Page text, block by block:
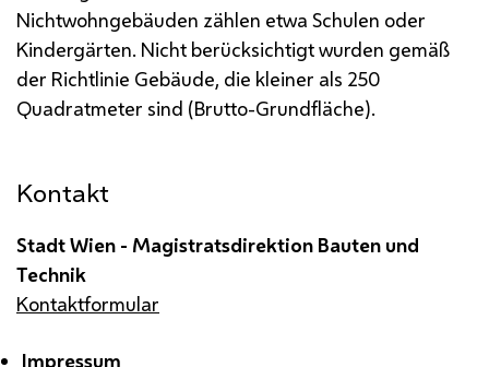
Nichtwohngebäuden zählen etwa Schulen oder
Kindergärten. Nicht berücksichtigt wurden gemäß
der Richtlinie Gebäude, die kleiner als 250
Quadratmeter sind (Brutto-Grundfläche).
Kontakt
Stadt Wien - Magistratsdirektion Bauten und
Technik
Kontaktformular
Impressum